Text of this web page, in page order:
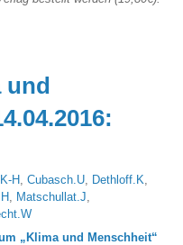
und
H ,Cubasch.U Dethloff.K
Matschullat.J
„Klima und Menschheit“